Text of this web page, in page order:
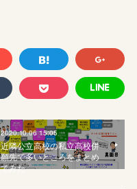
2020.10.06 15:05
近隣公立高校の私立高校併
願先で多いところをまとめ
てみた